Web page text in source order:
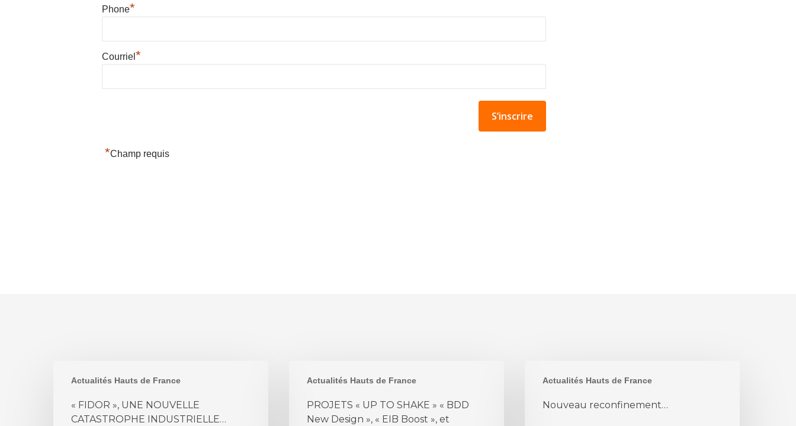
Phone*
Courriel *
*Champ requis
Actualités Hauts de France
FIDOR
« FIDOR », UNE NOUVELLE
CATASTROPHE INDUSTRIELLE…
Actualités Hauts de France
PROJETS « UP TO SHAKE » « BDD
New Design », « EIB Boost », et
Actualités Hauts de France
reconfinement…
Nouveau reconfinement…